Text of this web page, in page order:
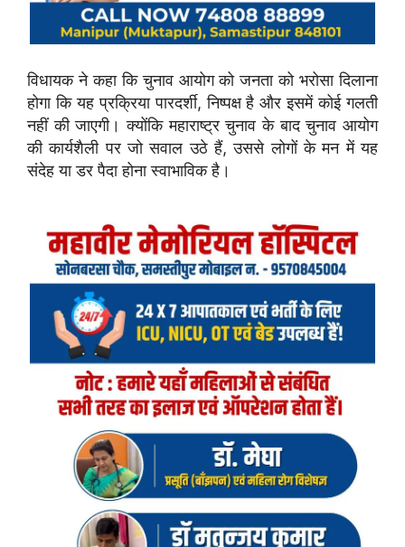
विधायक ने कहा कि चुनाव आयोग को जनता को भरोसा दिलाना
होगा कि यह प्रक्रिया पारदर्शी, निष्पक्ष है और इसमें कोई गलती
नहीं की जाएगी। क्योंकि महाराष्ट्र चुनाव के बाद चुनाव आयोग
की कार्यशैली पर जो सवाल उठे हैं, उससे लोगों के मन में यह
संदेह या डर पैदा होना स्वाभाविक है।